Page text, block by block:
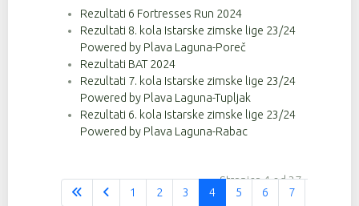
Rezultati 6 Fortresses Run 2024
Rezultati 8. kola Istarske zimske lige 23/24
Powered by Plava Laguna-Poreč
Rezultati BAT 2024
Rezultati 7. kola Istarske zimske lige 23/24
Powered by Plava Laguna-Tupljak
Rezultati 6. kola Istarske zimske lige 23/24
Powered by Plava Laguna-Rabac
Stranica 4 od 37
1
2 3 4 5 6 7